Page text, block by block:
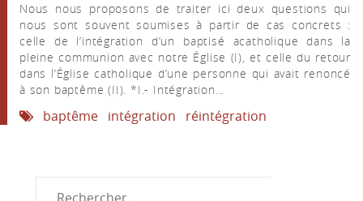
Nous nous proposons de traiter ici deux questions qui
nous sont souvent soumises à partir de cas concrets :
celle de l’intégration d’un baptisé acatholique dans la
pleine communion avec notre Église (I), et celle du retour
dans l’Église catholique d’une personne qui avait renoncé
à son baptême (II). *I.- Intégration...
baptême intégration réintégration